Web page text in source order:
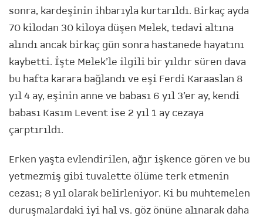
sonra, kardeşinin ihbarıyla kurtarıldı. Birkaç ayda
70 kilodan 30 kiloya düşen Melek, tedavi altına
alındı ancak birkaç gün sonra hastanede hayatını
kaybetti. İşte Melek’le ilgili bir yıldır süren dava
bu hafta karara bağlandı ve eşi Ferdi Karaaslan 8
yıl 4 ay, eşinin anne ve babası 6 yıl 3’er ay, kendi
babası Kasım Levent ise 2 yıl 1 ay cezaya
çarptırıldı.
Erken yaşta evlendirilen, ağır işkence gören ve bu
yetmezmiş gibi tuvalette ölüme terk etmenin
cezası; 8 yıl olarak belirleniyor. Ki bu muhtemelen
duruşmalardaki iyi hal vs. göz önüne alınarak daha